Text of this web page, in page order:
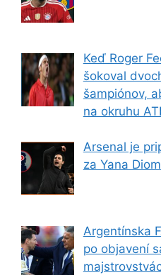
Keď Roger
šokoval
šampiónov,
na okruhu
Arsenal je
za Yana
Argentínska
po objavení